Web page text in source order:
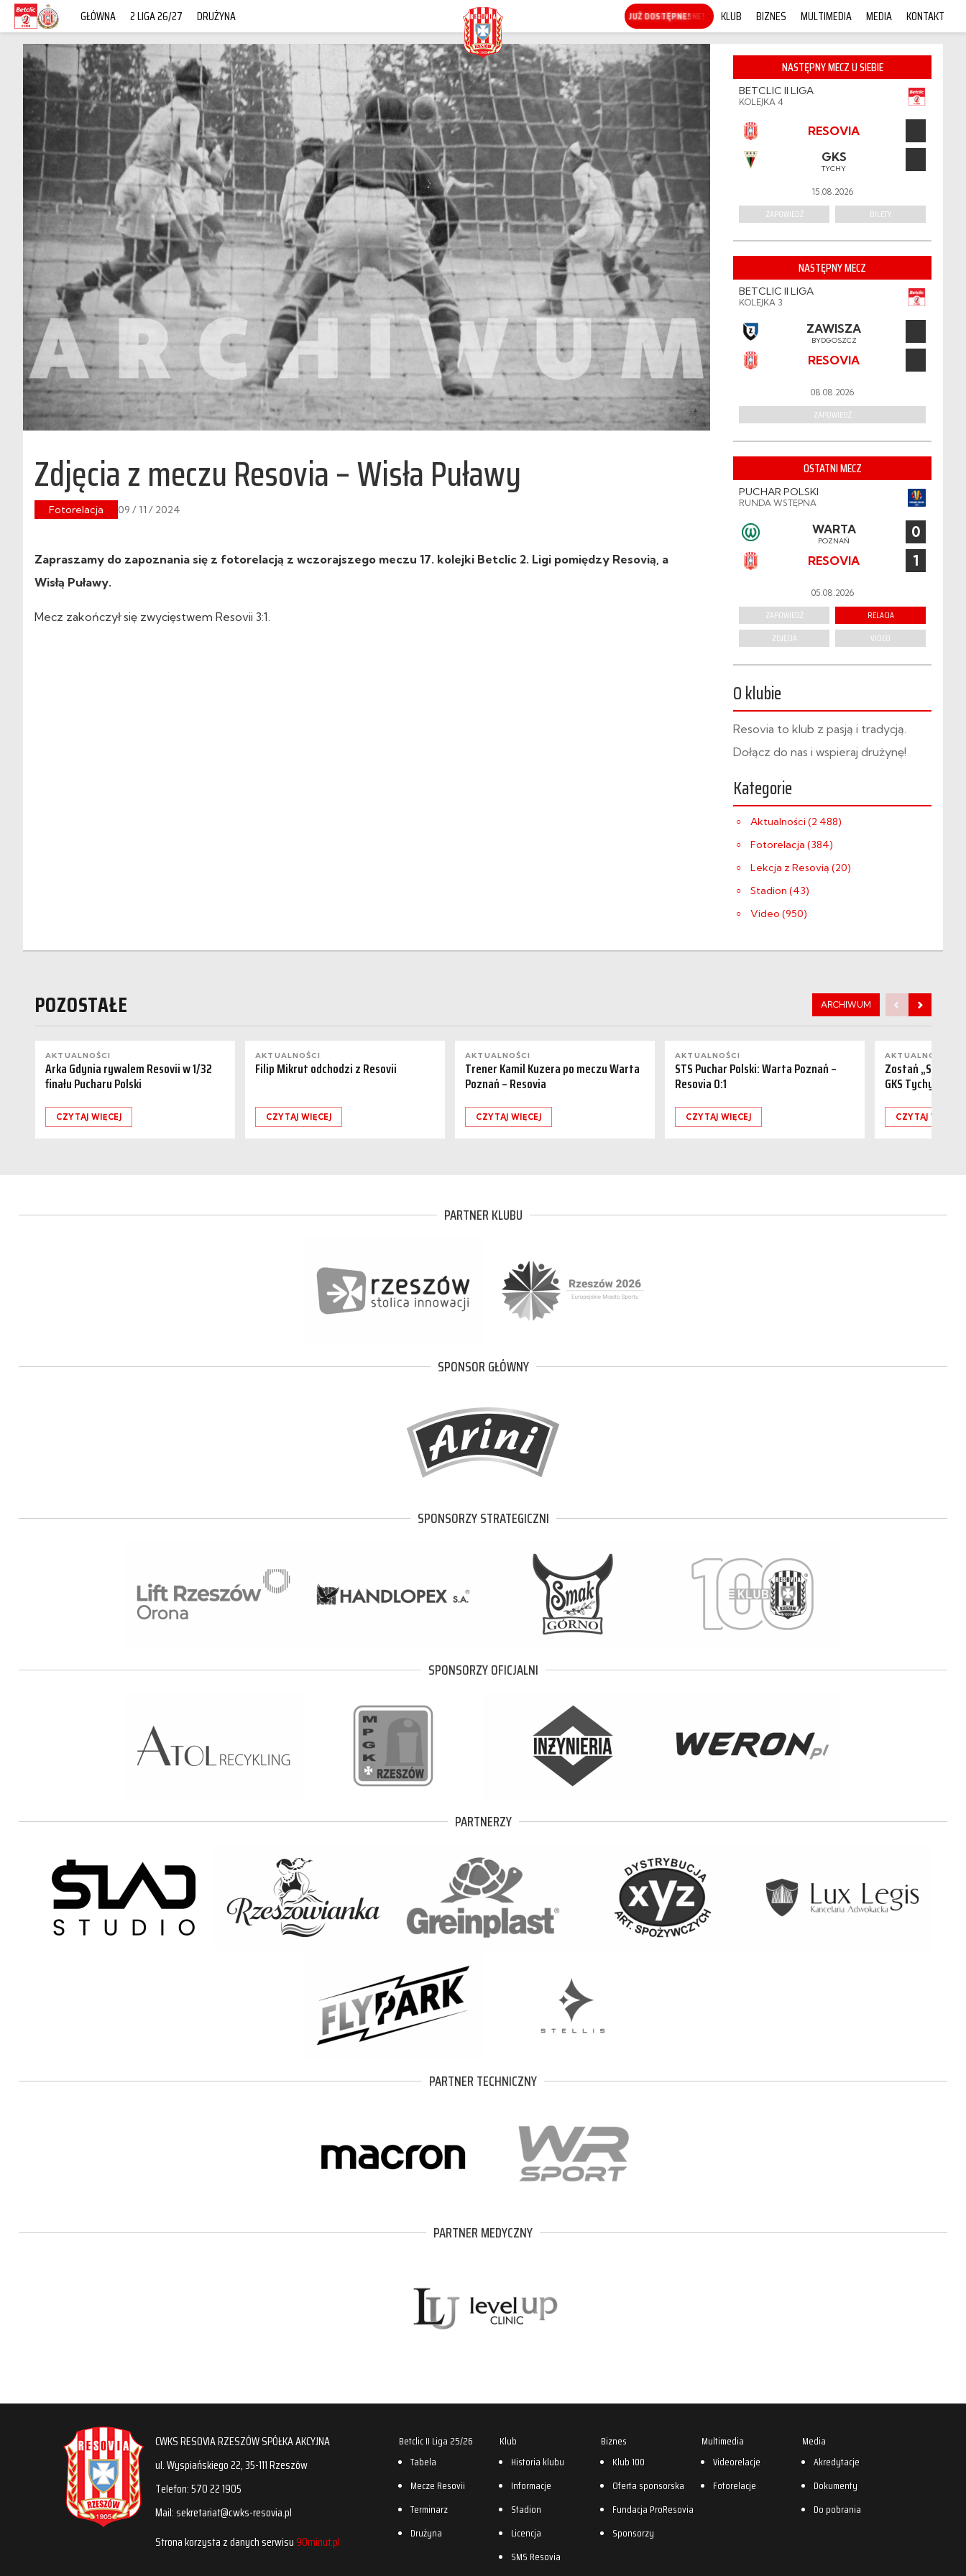
GŁÓWNA 2 LIGA 26/27 DRUŻYNA KUP ONLINE! KLUB BIZNES MULTIMEDIA MEDIA KONTAKT
Zdjęcia z meczu Resovia – Wisła Puławy
Fotorelacja 09 / 11 / 2024
Zapraszamy do zapoznania się z fotorelacją z wczorajszego meczu 17. kolejki Betclic 2. Ligi pomiędzy Resovią, a
Wisłą Puławy.
Mecz zakończył się zwycięstwem Resovii 3:1.
NASTĘPNY MECZ U SIEBIE
BETCLIC II LIGA
KOLEJKA 4
RESOVIA
GKS
TYCHY
15.08.2026
ZAPOWIEDŹ BILETY
NASTĘPNY MECZ
BETCLIC II LIGA
KOLEJKA 3
ZAWISZA
BYDGOSZCZ
RESOVIA
08.08.2026
ZAPOWIEDŹ
OSTATNI MECZ
PUCHAR POLSKI
RUNDA WSTĘPNA
WARTA
POZNAŃ 0
RESOVIA 1
05.08.2026
ZAPOWIEDŹ
RELACJA
ZDJĘCIA
VIDEO
O klubie
Resovia to klub z pasją i tradycją.
Dołącz do nas i wspieraj drużynę!
Kategorie
Aktualności (2 488)
Fotorelacja (384)
Lekcja z Resovią (20)
Stadion (43)
Video (950)
POZOSTAŁE ARCHIWUM
AKTUALNOŚCI
Arka Gdynia rywalem Resovii w 1/32
finału Pucharu Polski
CZYTAJ WIĘCEJ
AKTUALNOŚCI
Filip Mikrut odchodzi z Resovii
CZYTAJ WIĘCEJ
AKTUALNOŚCI
Trener Kamil Kuzera po meczu Warta
Poznań – Resovia
CZYTAJ WIĘCEJ
AKTUALNOŚCI
STS Puchar Polski: Warta Poznań –
Resovia 0:1
CZYTAJ WIĘCEJ
AKTUALNOŚCI
Zostań
GKS Tychy
CZYTAJ WIĘCEJ
PARTNER KLUBU
SPONSOR GŁÓWNY
SPONSORZY STRATEGICZNI
SPONSORZY OFICJALNI
PARTNERZY
PARTNER TECHNICZNY
PARTNER MEDYCZNY
CWKS RESOVIA RZESZÓW SPÓŁKA AKCYJNA
ul. Wyspiańskiego 22, 35-111 Rzeszów
Telefon: 570 22 1905
Mail: sekretariat@cwks-resovia.pl
Strona korzysta z danych serwisu90minut.pl
Betclic II Liga 25/26
Tabela
Mecze Resovii
Terminarz
Drużyna
Klub
Historia klubu
Informacje
Stadion
Licencja
SMS Resovia
Biznes
Klub 100
Oferta sponsorska
Fundacja ProResovia
Sponsorzy
Multimedia
Videorelacje
Fotorelacje
Media
Akredytacje
Dokumenty
Do pobrania